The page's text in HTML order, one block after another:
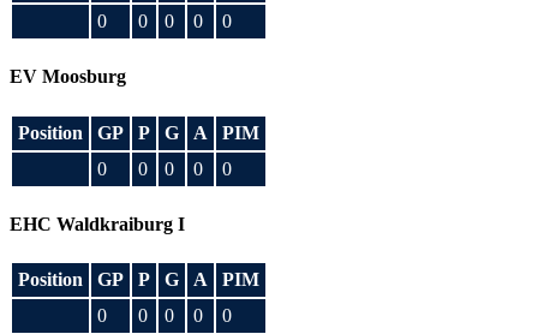
0
0 0 0 0
EV Moosburg
Position GP P G A
PIM
0
0 0 0 0
EHC Waldkraiburg I
Position GP P G A
PIM
0
0 0 0
0